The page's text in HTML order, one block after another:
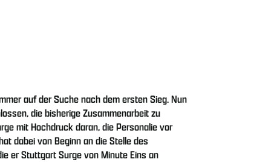
auf der Suche nach dem ersten Sieg. Nun
die bisherige Zusammenarbeit zu
mit Hochdruck daran, die Personalie vor
dabei von Beginn an die Stelle des
er Stuttgart Surge von Minute Eins an